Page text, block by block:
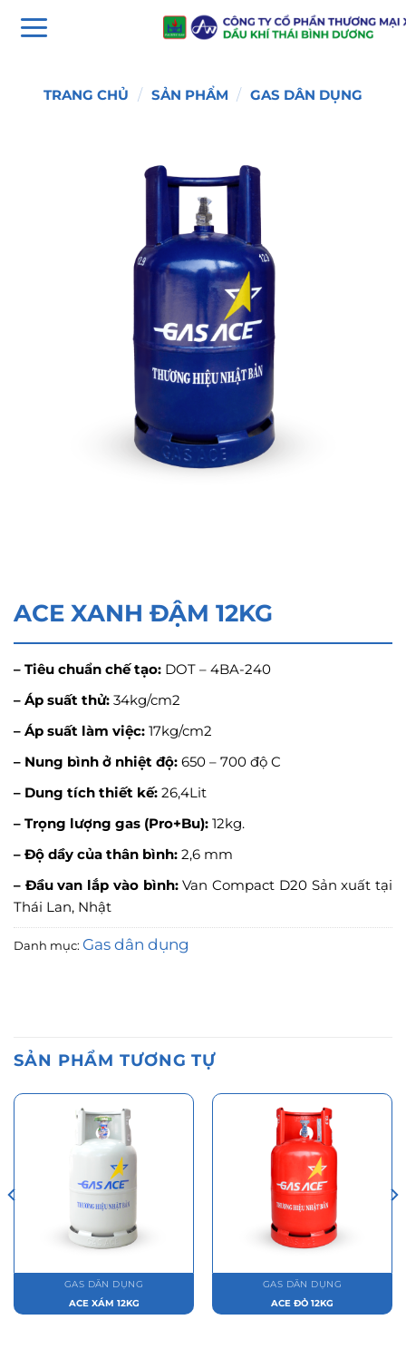
đến
TRANG CHỦ / SẢN PHẨM / GAS DÂN DỤNG
ACE XANH ĐẬM 12KG
– Tiêu chuẩn chế tạo: DOT – 4BA-240
– Áp suất thử: 34kg/cm2
– Áp suất làm việc: 17kg/cm2
– Nung bình ở nhiệt độ: 650 – 700 độ C
– Dung tích thiết kế: 26,4Lit
– Trọng lượng gas (Pro+Bu): 12kg.
– Độ dầy của thân bình: 2,6 mm
– Đầu van lắp vào bình:Van Compact D20 Sản xuất tại
Thái Lan, Nhật
Danh mục: Gas dân dụng
SẢN PHẨM TƯƠNG TỰ
GAS DÂN DỤNG
ACE XÁM 12KG
GAS DÂN DỤNG
ACE ĐỎ 12KG